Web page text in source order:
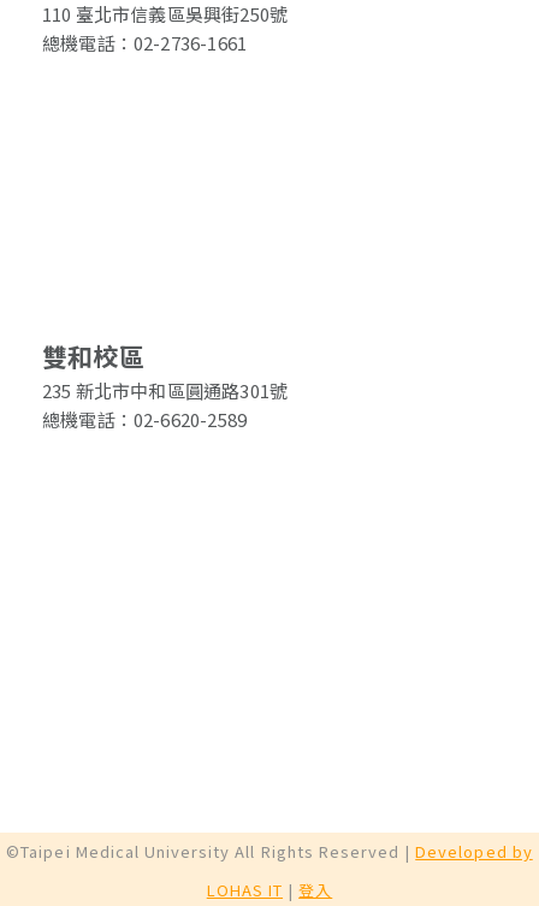
110 臺北市信義區吳興街250號
總機電話：02-2736-1661
雙和校區
235 新北市中和區圓通路301號
總機電話：02-6620-2589
©Taipei Medical University All Rights Reserved |Developed by
LOHAS IT |登入